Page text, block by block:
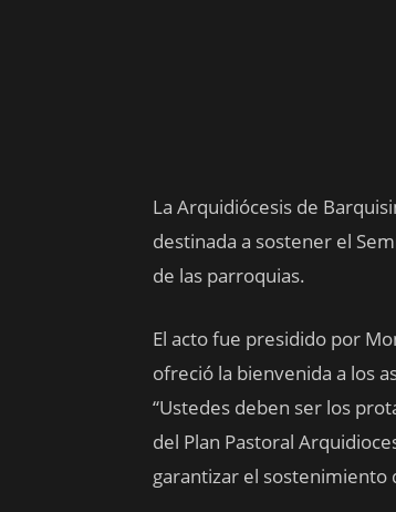
La Arquidiócesis de
destinada a sostener el
de las parroquias.
El acto fue presidido por
ofreció la bienvenida a los
“Ustedes deben ser los
del Plan Pastoral
garantizar el sostenimiento